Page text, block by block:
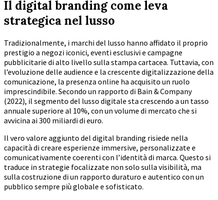
Il digital branding come leva
strategica nel lusso
Tradizionalmente, i marchi del lusso hanno affidato il proprio
prestigio a negozi iconici, eventi esclusivi e campagne
pubblicitarie di alto livello sulla stampa cartacea. Tuttavia, con
l’evoluzione delle audience e la crescente digitalizzazione della
comunicazione, la presenza online ha acquisito un ruolo
imprescindibile. Secondo un rapporto di Bain & Company
(2022), il segmento del lusso digitale sta crescendo a un tasso
annuale superiore al 10%, con un volume di mercato che si
avvicina ai 300 miliardi di euro.
Il vero valore aggiunto del digital branding risiede nella
capacità di creare esperienze immersive, personalizzate e
comunicativamente coerenti con l’identità di marca. Questo si
traduce in strategie focalizzate non solo sulla visibilità, ma
sulla costruzione di un rapporto duraturo e autentico con un
pubblico sempre più globale e sofisticato.